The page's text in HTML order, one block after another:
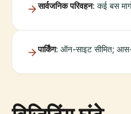
सार्वजनिक परिवहन: कई बस
पार्किंग: ऑन-साइट सीमित; आस-